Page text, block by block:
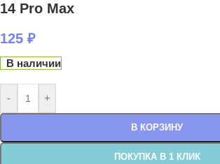
14 Pro Max
125 ₽
В наличии
- +
В КОРЗИНУ
ПОКУПКА В 1 КЛИК